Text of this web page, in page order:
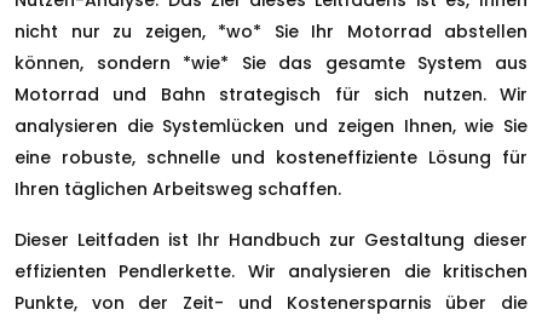
nicht nur zu zeigen, *wo* Sie Ihr Motorrad abstellen
können, sondern *wie* Sie das gesamte System aus
Motorrad und Bahn strategisch für sich nutzen. Wir
analysieren die Systemlücken und zeigen Ihnen, wie Sie
eine robuste, schnelle und kosteneffiziente Lösung für
Ihren täglichen Arbeitsweg schaffen.
Dieser Leitfaden ist Ihr Handbuch zur Gestaltung dieser
effizienten Pendlerkette. Wir analysieren die kritischen
Punkte, von der Zeit- und Kostenersparnis über die